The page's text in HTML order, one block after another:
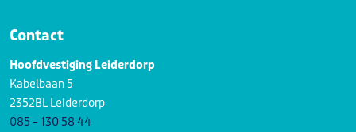
Contact
Hoofdvestiging Leiderdorp
Kabelbaan 5
2352BL Leiderdorp
085 – 130 58 44